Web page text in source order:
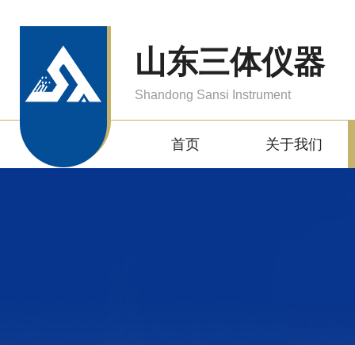
山东三体仪器
Shandong Sansi Instrument
首页 关于我们